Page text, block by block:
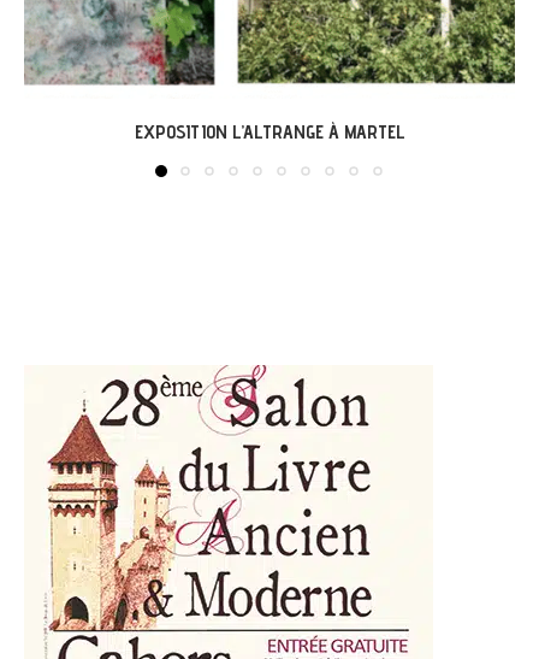
LABASTIDE-DU-VERT : EXPO « ARBONIRISME »